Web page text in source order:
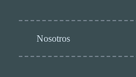
Nosotros